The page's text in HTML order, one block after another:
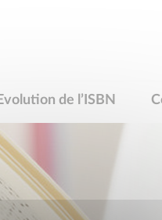
Evolution de l’ISBN